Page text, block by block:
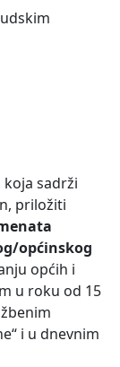
sadrži
priložiti
općinskog
općih i
u roku od 15
i u dnevnim